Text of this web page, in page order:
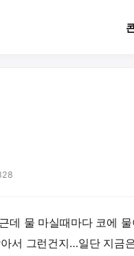
데 물 마실때마다 코에
서 그런건지…일단 지금